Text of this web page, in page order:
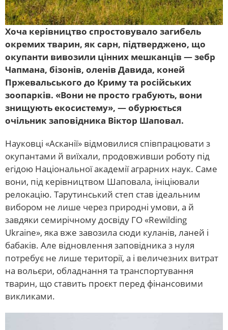
Хоча керівництво спростовувало загибель
окремих тварин, як сарн, підтверджено, що
окупанти вивозили цінних мешканців — зебр
Чапмана, бізонів, оленів Давида, коней
Пржевальського до Криму та російських
зоопарків. «Вони не просто грабують, вони
знищують екосистему», — обурюється
очільник заповідника Віктор Шаповал.
Науковці «Асканії» відмовилися співпрацювати з
окупантами й виїхали, продовживши роботу під
егідою Національної академії аграрних наук. Саме
вони, під керівництвом Шаповала, ініціювали
релокацію. Тарутинський степ став ідеальним
вибором не лише через природні умови, а й
завдяки семирічному досвіду ГО «Rewilding
Ukraine», яка вже завозила сюди куланів, ланей і
бабаків. Але відновлення заповідника з нуля
потребує не лише території, а і величезних витрат
на вольєри, обладнання та транспортування
тварин, що ставить проєкт перед фінансовими
викликами.